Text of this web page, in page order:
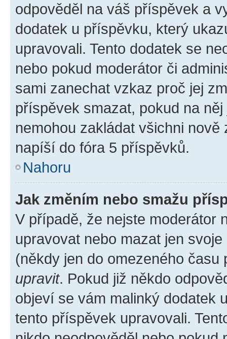
odpověděl na váš příspěvek a
dodatek u příspěvku, který
upravovali. Tento dodatek se
nebo pokud moderátor či
sami zanechat vzkaz proč jej
příspěvek smazat, pokud na
nemohou zakládat všichni
napíší do fóra 5 příspěvků.
Nahoru
Jak změním nebo smažu
V případě, že nejste moderátor
upravovat nebo mazat jen
(někdy jen do omezeného
upravit. Pokud již někdo
objeví se vám malinký dodatek
tento příspěvek upravovali.